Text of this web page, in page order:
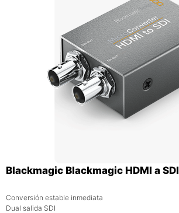
Blackmagic Blackmagic HDMI a SDI
Conversión estable inmediata
Dual salida SDI